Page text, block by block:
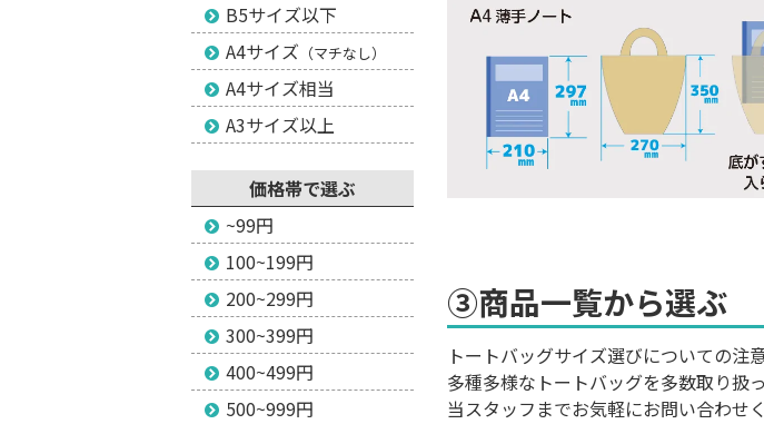
③商品一覧から選ぶ
トートバッグサイズ選びについての注
多種多様なトートバッグを多数取り扱
当スタッフまでお気軽にお問い合わせ
B5サイズ以下
A4サイズ （マチなし）
A4サイズ相当
A3サイズ以上
価格帯で選ぶ
~99円
100~199円
200~299円
300~399円
400~499円
500~999円